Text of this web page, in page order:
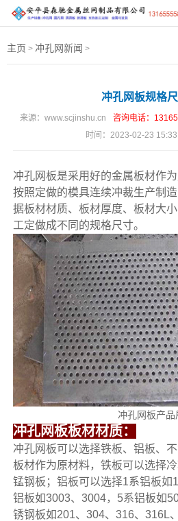
主页 > 冲孔网新闻 >
冲孔网板规格
来源：www.scjinshu.cn 咨询电话：
时间：2023-02-23
冲孔网板是采用好的金属板材作
按照定做的模具连续冲裁生产制
据板材材质、板材厚度、板材大
工定做成不同的规格尺寸。
冲孔网板产品
冲孔网板板材材质：
冲孔网板可以选择铁板、铝板、
板材作为原材料，铁板可以选择
锰钢板；铝板可以选择1系铝板如
铝板如3003、3004，5系铝板如
锈钢板如201、304、316、316L